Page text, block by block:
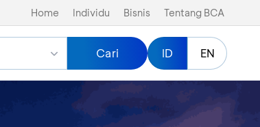
Home Individu Bisnis Tentang BCA
Cari ID EN